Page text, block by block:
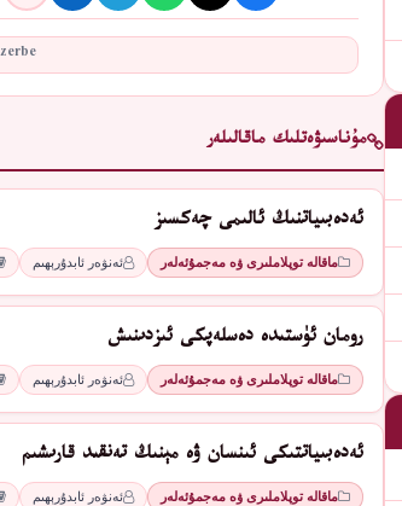
مۇناسىۋەتلىك ماقالىلەر
ئەدەبىياتنىڭ ئالىمى چەكسىز
ماقالە توپلاملىرى ۋە مەجمۇئەلەر ئەنۋەر ئابدۇرېھىم
رومان ئۈستىدە دەسلەپكى ئىزدىنىش
ماقالە توپلاملىرى ۋە مەجمۇئەلەر ئەنۋەر ئابدۇرېھىم
ئەدەبىياتتىكى ئىنسان ۋە مېنىڭ تەنقىد قارىشىم
ماقالە توپلاملىرى ۋە مەجمۇئەلەر ئەنۋەر ئابدۇرېھىم